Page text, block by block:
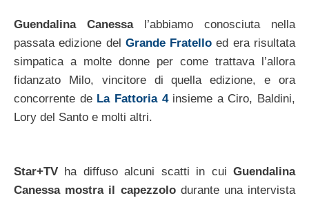
Guendalina Canessal’abbiamo conosciuta nella
passata edizione del Grande Fratello ed era risultata
simpatica a molte donne per come trattava l’allora
fidanzato Milo, vincitore di quella edizione, e ora
concorrente de La Fattoria 4insieme a Ciro, Baldini,
Lory del Santo e molti altri.
Star+TV ha diffuso alcuni scatti in cui Guendalina
Canessa mostra il capezzolodurante una intervista